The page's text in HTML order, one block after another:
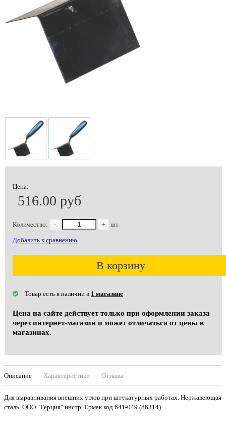
Цена:
516.00 руб
Количество: - + шт.
Добавить к сравнению
В корзину
Товар есть в наличии в 1 магазине
Цена на сайте действует только при оформлении заказа
через интернет-магазин и может отличаться от цены в
магазинах.
Описание Характеристики Отзывы
Для выравнивания внешних углов при штукатурных работах. Нержавеющая
сталь. ООО "Терция" инстр. Ермак код 641-049 (86314)